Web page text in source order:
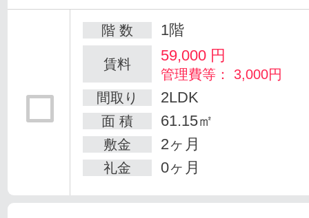
階 数 1階
賃料 59,000 円
管理費等： 3,000円
間取り
2LDK
面 積 61.15㎡
敷金 2ヶ月
礼金 0ヶ月